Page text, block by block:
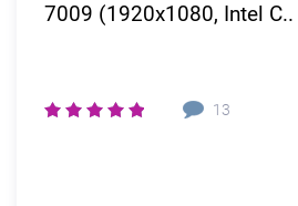
7009 (1920x1080, Intel C..
13